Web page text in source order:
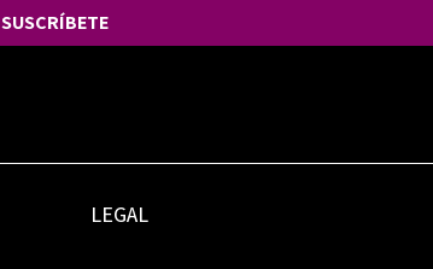
SUSCRÍBETE
LEGAL